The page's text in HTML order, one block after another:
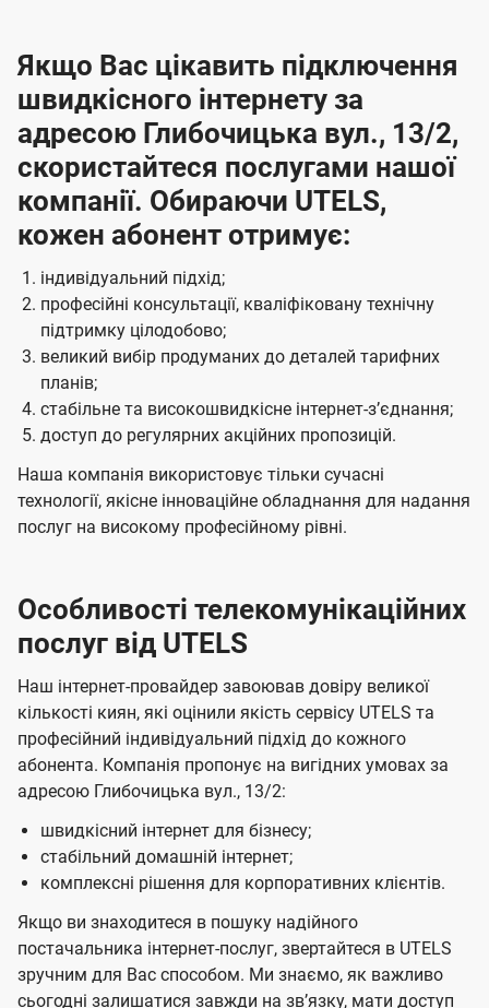
Якщо Вас цікавить підключення
швидкісного інтернету за
адресою Глибочицька вул., 13/2,
скористайтеся послугами нашої
компанії. Обираючи UTELS,
кожен абонент отримує:
індивідуальний підхід;
професійні консультації, кваліфіковану технічну
підтримку цілодобово;
великий вибір продуманих до деталей тарифних
планів;
стабільне та високошвидкісне інтернет-зʼєднання;
доступ до регулярних акційних пропозицій.
Наша компанія використовує тільки сучасні
технології, якісне інноваційне обладнання для надання
послуг на високому професійному рівні.
Особливості телекомунікаційних
послуг від UTELS
Наш інтернет-провайдер завоював довіру великої
кількості киян, які оцінили якість сервісу UTELS та
професійний індивідуальний підхід до кожного
абонента. Компанія пропонує на вигідних умовах за
адресою Глибочицька вул., 13/2:
швидкісний інтернет для бізнесу;
стабільний домашній інтернет;
комплексні рішення для корпоративних клієнтів.
Якщо ви знаходитеся в пошуку надійного
постачальника інтернет-послуг, звертайтеся в UTELS
зручним для Вас способом. Ми знаємо, як важливо
сьогодні залишатися завжди на звʼязку, мати доступ